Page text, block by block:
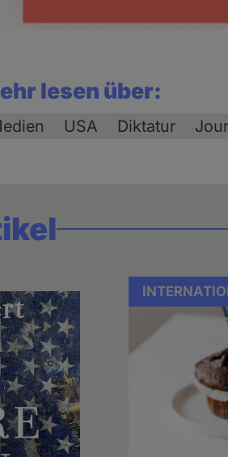
lesen über:
USA Diktatur